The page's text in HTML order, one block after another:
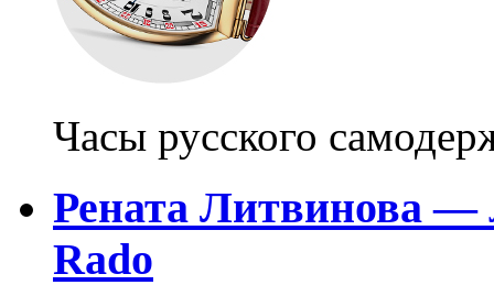
Часы русского
Рената Литвинова —
Rado